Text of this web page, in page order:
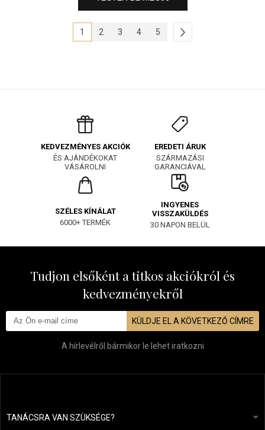
1 2 3 4 5
KEDVEZMÉNYES AKCIÓK
ÉS AJÁNDÉKOKAT
VÁSÁROLNI
EREDETI ÁRUK
SZÁRMAZÁSI
GARANCIÁVAL
SZÉLES KÍNÁLAT
6000+ TERMÉK
INGYENES
VISSZAKÜLDÉS
30 NAPON BELÜL
Tudjon elsőként a titkos akciókról és
kedvezményekről
KÜLDJE EL A KÖVETKEZŐ CÍMRE
A hírlevélről bármikor le lehet iratkozni
TANÁCSRA VAN SZÜKSÉGE?info@mapeja.hu